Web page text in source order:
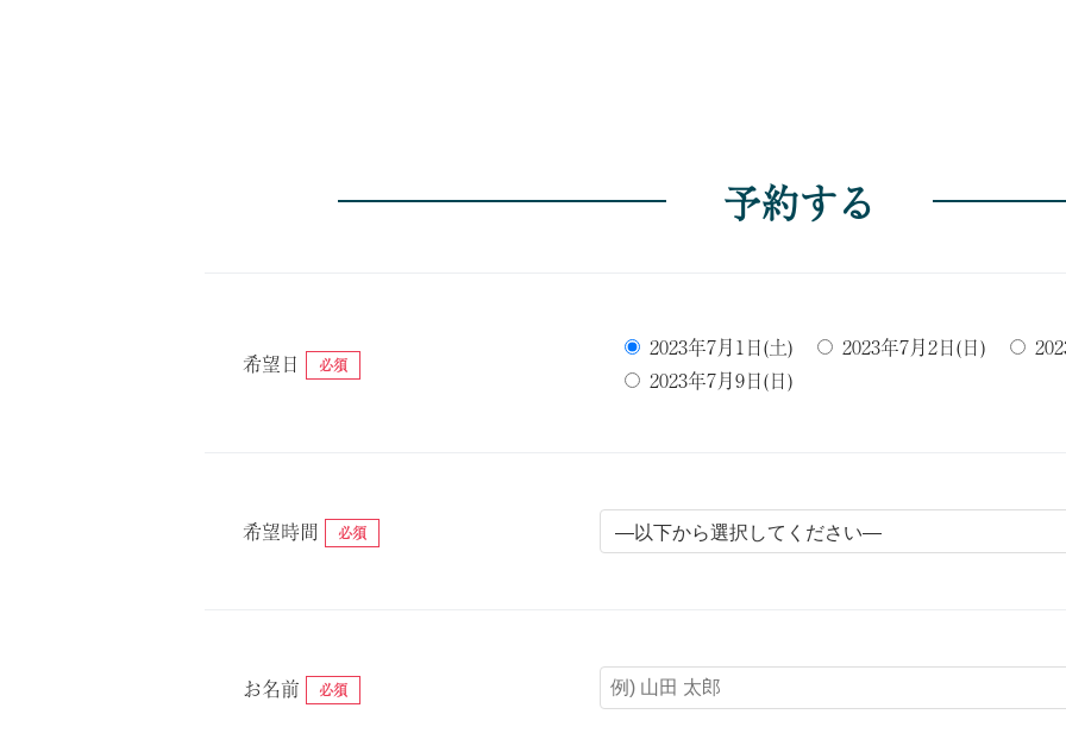
予約する
希望日 必須
2023年7月1日(土) 2023年7月2日(日)
2023年7月9日(日)
希望時間 必須
お名前 必須